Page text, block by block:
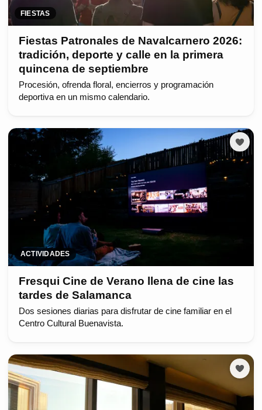
FIESTAS
Fiestas Patronales de Navalcarnero 2026:
tradición, deporte y calle en la primera
quincena de septiembre
Procesión, ofrenda floral, encierros y programación
deportiva en un mismo calendario.
ACTIVIDADES
Fresqui Cine de Verano llena de cine las
tardes de Salamanca
Dos sesiones diarias para disfrutar de cine familiar en el
Centro Cultural Buenavista.